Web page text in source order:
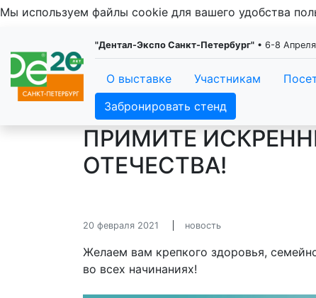
Мы используем файлы cookie для вашего удобства
"Дентал-Экспо Санкт-Петербург" • 6-8
О выставке Участникам
Забронировать стенд
ПРИМИТЕ
ОТЕЧЕСТВА!
20 февраля 2021 новость
Желаем вам крепкого здоровья,
во всех начинаниях!